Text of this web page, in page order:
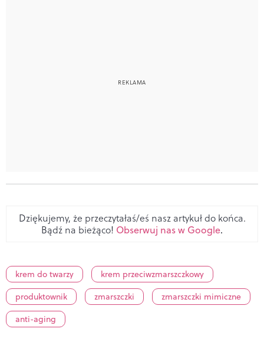
Dziękujemy, że przeczytałaś/eś nasz artykuł do końca.
Bądź na bieżąco! Obserwuj nas w Google.
krem do twarzy
krem przeciwzmarszczkowy
produktownik
zmarszczki
zmarszczki mimiczne
anti-aging